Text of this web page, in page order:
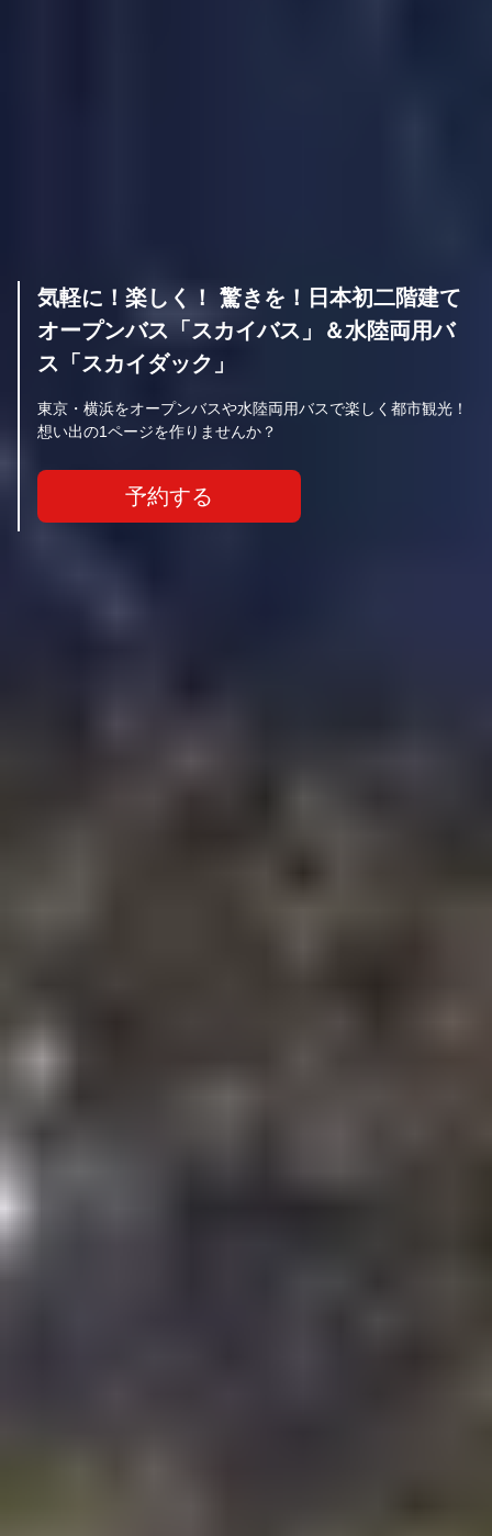
気軽に！楽しく！ 驚きを！日本初二階建て
オープンバス「スカイバス」＆水陸両用バ
ス「スカイダック」
東京・横浜をオープンバスや水陸両用バスで楽しく都市観光！
想い出の1ページを作りませんか？
予約する